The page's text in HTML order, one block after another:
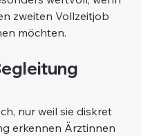
zweiten Vollzeitjob
möchten.
nur weil sie diskret
erkennen Ärztinnen